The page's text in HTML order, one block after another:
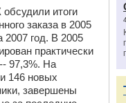
итоги
заказа в 2005
2007 год. В 2005
практически
97,3%. На
146 новых
завершены